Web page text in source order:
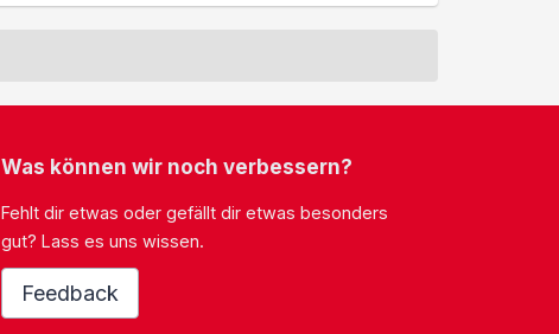
Was können wir noch verbessern?
Fehlt dir etwas oder gefällt dir etwas besonders
gut? Lass es uns wissen.
Feedback